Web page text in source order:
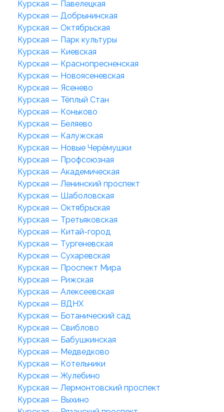
Курская — Павелецкая
Курская — Добрынинская
Курская — Октябрьская
Курская — Парк культуры
Курская — Киевская
Курская — Краснопресненская
Курская — Новоясеневская
Курская — Ясенево
Курская — Тёплый Стан
Курская — Коньково
Курская — Беляево
Курская — Калужская
Курская — Новые Черёмушки
Курская — Профсоюзная
Курская — Академическая
Курская — Ленинский проспект
Курская — Шаболовская
Курская — Октябрьская
Курская — Третьяковская
Курская — Китай-город
Курская — Тургеневская
Курская — Сухаревская
Курская — Проспект Мира
Курская — Рижская
Курская — Алексеевская
Курская — ВДНХ
Курская — Ботанический сад
Курская — Свиблово
Курская — Бабушкинская
Курская — Медведково
Курская — Котельники
Курская — Жулебино
Курская — Лермонтовский проспект
Курская — Выхино